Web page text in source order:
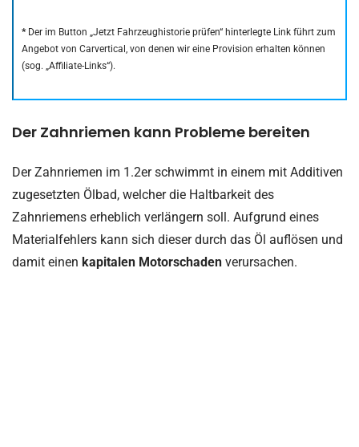
*Der im Button „Jetzt Fahrzeughistorie prüfen“ hinterlegte Link führt zum
Angebot von Carvertical, von denen wir eine Provision erhalten können
(sog. „Affiliate-Links“).
Der Zahnriemen kann Probleme bereiten
Der Zahnriemen im 1.2er schwimmt in einem mit Additiven
zugesetzten Ölbad, welcher die Haltbarkeit des
Zahnriemens erheblich verlängern soll. Aufgrund eines
Materialfehlers kann sich dieser durch das Öl auflösen und
damit einen kapitalen Motorschaden verursachen.